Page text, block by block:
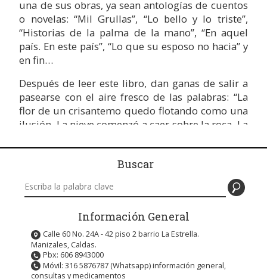
una de sus obras, ya sean antologías de cuentos
o novelas: “Mil Grullas”, “Lo bello y lo triste”,
“Historias de la palma de la mano”, “En aquel
país. En este país”, “Lo que su esposo no hacia” y
en fin…
Después de leer este libro, dan ganas de salir a
pasearse con el aire fresco de las palabras: “La
flor de un crisantemo quedo flotando como una
ilusión. La nieve comenzó a caer sobre la roca. La
blancura. Se hizo imposible percibir la flor.
Después el gris ceniza del crepúsculo lo envolvió
Los cuentos aquí reunidos bajo selección del
mismo autor, demuestran que la creatividad es
un asunto de ojos atentos y oídos inteligentes.
Las historias de este libro parecen salir de
Buscar
Buscar en este sitio
Información General
Calle 60 No. 24A - 42 piso 2 barrio La Estrella.
Manizales, Caldas.
Pbx: 606 8943000
Móvil: 316 5876787 (Whatsapp) información general,
consultas y medicamentos